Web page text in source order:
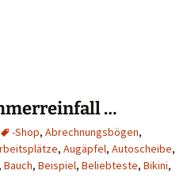
…
-Shop, Abrechnungsbögen,
, Augäpfel, Autoscheibe,
, Bauch, Beispiel, Beliebteste, Bikini,